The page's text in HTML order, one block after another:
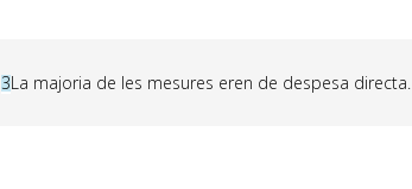
3La majoria de les mesures eren de despesa directa.